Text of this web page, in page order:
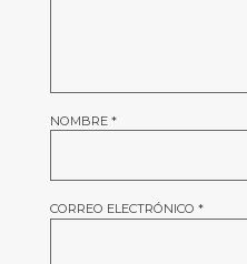
NOMBRE *
CORREO ELECTRÓNICO *